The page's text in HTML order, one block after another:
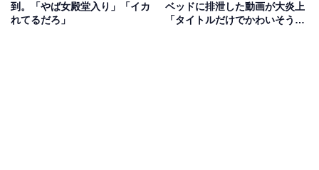
到。「やば女殿堂入り」「イカ
れてるだろ」
ベッドに排泄した動画が大炎上
「タイトルだけでかわいそう」